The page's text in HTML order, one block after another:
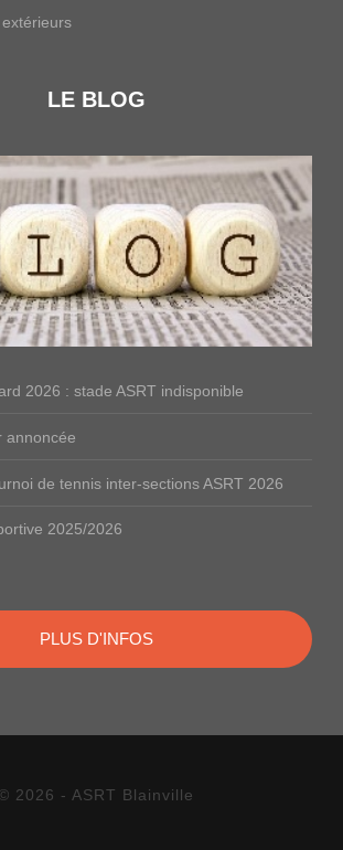
LE BLOG
2026 : stade ASRT indisponible
annoncée
de tennis inter-sections ASRT 2026
2025/2026
PLUS D'INFOS
2026 - ASRT Blainville